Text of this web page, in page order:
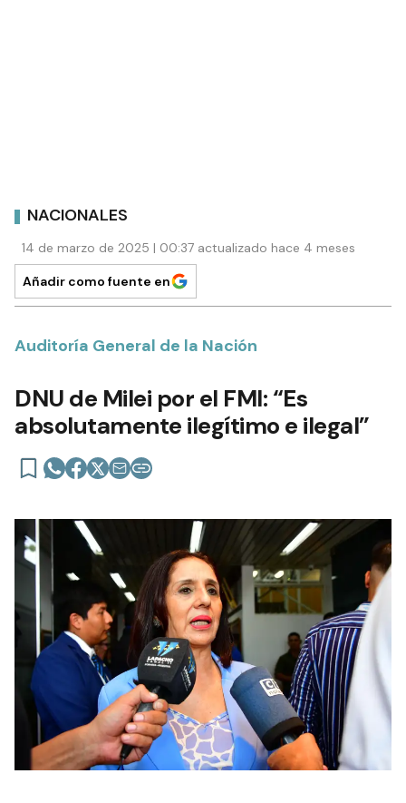
NACIONALES
14 de marzo de 2025 | 00:37 actualizado hace 4 meses
Añadir como fuente en
Auditoría General de la Nación
DNU de Milei por el FMI: “Es
absolutamente ilegítimo e ilegal”